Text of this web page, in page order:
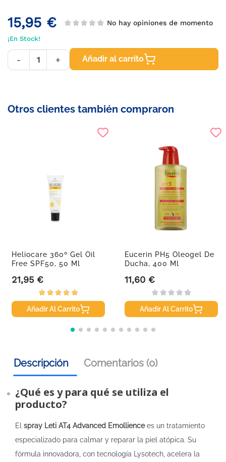
15,95 € No hay opiniones de momento
¡En Stock!
- + Añadir al carrito
Otros clientes también compraron
Heliocare 360º Gel Oil
Free SPF50, 50 Ml
Precio
21,95 €
Añadir Al Carrito
Eucerin PH5 Oleogel De
Ducha, 400 Ml
Precio
11,60 €
Añadir Al Carrito
Descripción Comentarios (0)
¿Qué es y para qué se utiliza el
producto?
El spray Leti AT4 Advanced Emolliencees un tratamiento
especializado para calmar y reparar la piel atópica. Su
fórmula innovadora, con tecnología Lysotech, acelera la